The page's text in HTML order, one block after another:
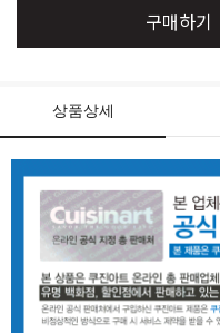
구매하기
상품상세